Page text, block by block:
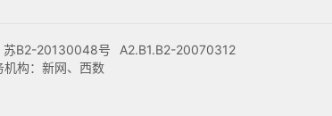
苏B2-20130048号
A2.B1.B2-20070312
构：新网、西数